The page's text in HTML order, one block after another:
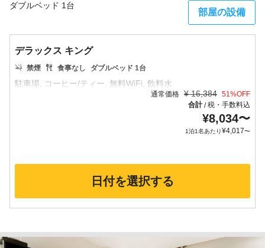
ダブルベッド 1台
部屋の設備
デラックス キング
禁煙 食事なし ダブルベッド 1台
通常価格 ¥ 16,384 51%OFF
合計/税・手数料込
¥8,034〜
1泊1名あたり¥4,017〜
日付を選択する